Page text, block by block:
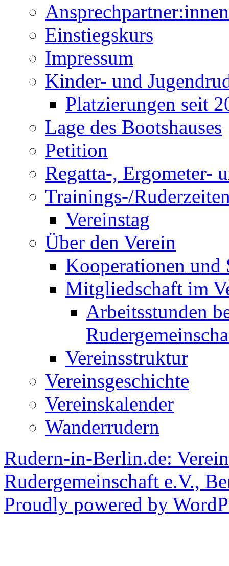
Ansprechpartner:innen
Einstiegskurs
Impressum
Kinder- und
Platzierungen seit
Lage des Bootshauses
Petition
Regatta-, Ergometer-
Trainings-/
Vereinstag
Über den Verein
Kooperationen und
Mitgliedschaft im
Arbeitsstunden
Vereinsstruktur
Vereinsgeschichte
Vereinskalender
Wanderrudern
Rudern-in-Berlin.de:
Rudergemeinschaft e.V.,
Proudly powered by